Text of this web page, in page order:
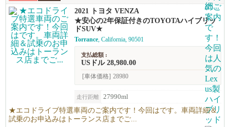
2021 トヨタ VENZA
★安心の2年保証付きのTOYOTAハイブリッ
ドSUV★
Torrance, California, 90501
支払総額 :
USドル 28,980.00
[車体価格] 28980
走行距離 27990ml
★エコドライブ特選車両のご案内です！今回はです。車両詳細＆
試乗のお申込みはトーランス店までご...